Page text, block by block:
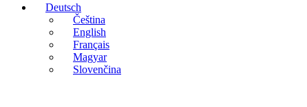
Deutsch
Čeština
English
Français
Magyar
Slovenčina